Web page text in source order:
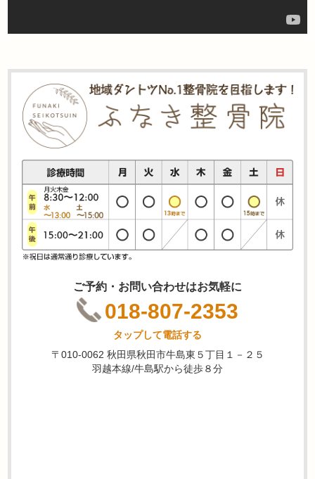
ご予約・お問い合わせはお気軽に
018-807-2353
タップして電話する
〒010-0062 秋田県秋田市牛島東５丁目１－２５
羽越本線/牛島駅から徒歩８分